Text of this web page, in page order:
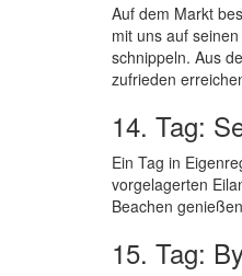
Auf dem Markt
mit uns auf
schnippeln. Aus
zufrieden
14. Tag:
Ein Tag in
vorgelagerten
Beachen
15. Tag: